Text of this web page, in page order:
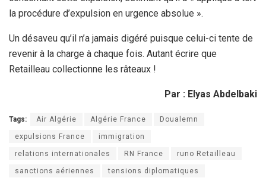
la procédure d’expulsion en urgence absolue ».
Un désaveu qu’il n’a jamais digéré puisque celui-ci tente de
revenir à la charge à chaque fois. Autant écrire que
Retailleau collectionne les râteaux !
Par : Elyas Abdelbaki
Tags: Air Algérie Algérie France Doualemn
expulsions France immigration
relations internationales RN France runo Retailleau
sanctions aériennes tensions diplomatiques